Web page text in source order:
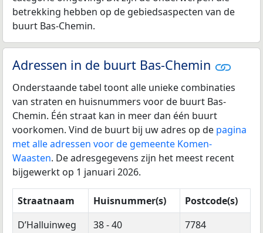
betrekking hebben op de gebiedsaspecten van de
buurt Bas-Chemin.
Adressen in de buurt Bas-Chemin
Onderstaande tabel toont alle unieke combinaties
van straten en huisnummers voor de buurt Bas-
Chemin. Één straat kan in meer dan één buurt
voorkomen. Vind de buurt bij uw adres op de pagina
met alle adressen voor de gemeente Komen-
Waasten. De adresgegevens zijn het meest recent
bijgewerkt op 1 januari 2026.
Straatnaam Huisnummer(s)
Postcode(s)
D’Halluinweg
38 - 40
7784